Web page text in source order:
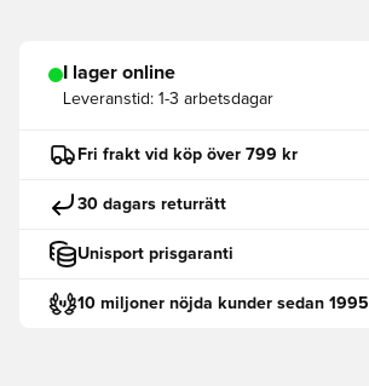
I lager online
Leveranstid: 1-3 arbetsdagar
Fri frakt vid köp över 799 kr
30 dagars returrätt
Unisport prisgaranti
10 miljoner nöjda kunder sedan 1995